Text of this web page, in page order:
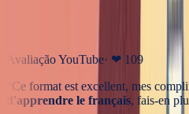
Avaliação YouTube· ❤ 109
Ce format est excellent, mes
d'apprendre le français, fais-en